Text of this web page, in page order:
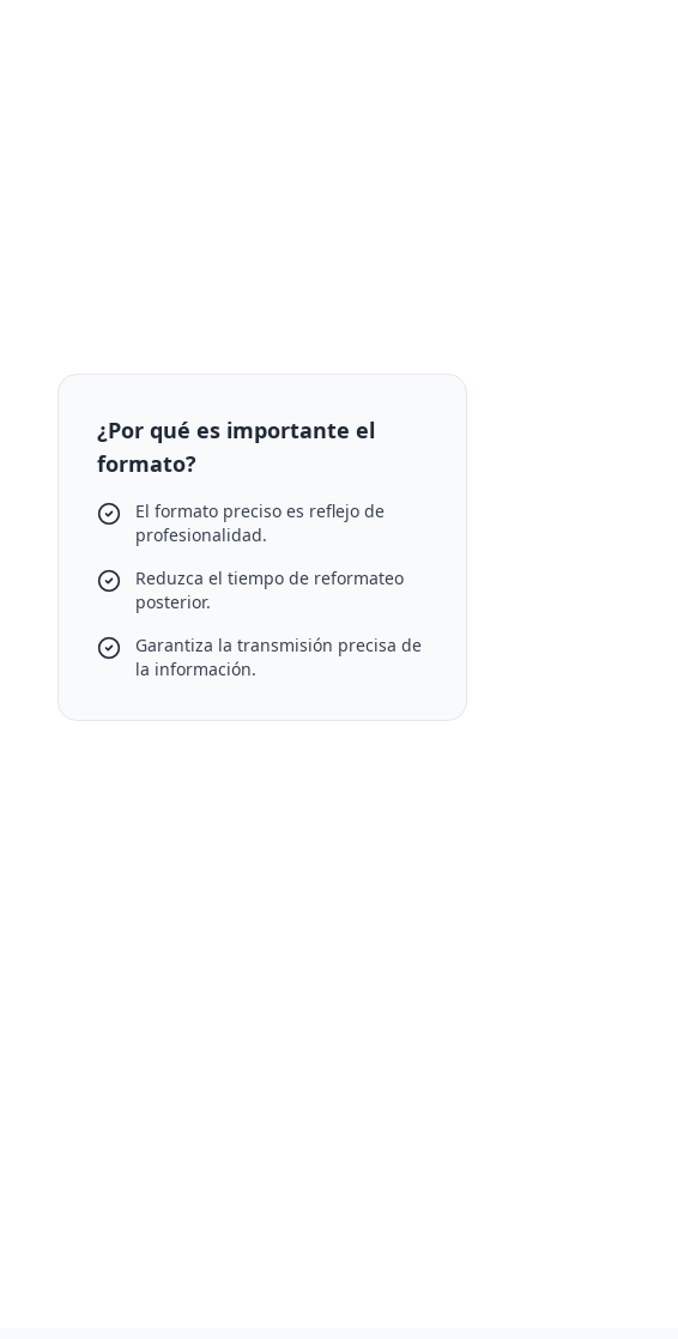
¿Por qué es importante el
formato?
El formato preciso es reflejo de
profesionalidad.
Reduzca el tiempo de reformateo
posterior.
Garantiza la transmisión precisa de
la información.